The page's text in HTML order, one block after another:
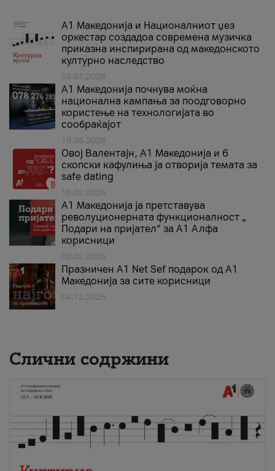
А1 Македонија и Националниот џез
оркестар создадоа современа музичка
приказна инспирирана од македонското
културно наследство
03.07.2026
A1 Македонија почнува моќна
национална кампања за поодговорно
користење на технологијата во
сообраќајот
18.05.2026
Овој Валентајн, A1 Македонија и 6
скопски кафулиња ја отворија темата за
safe dating
16.02.2026
А1 Македонија ја претставува
револуционерната функционалност „
Подари на пријател“ за А1 Алфа
корисници
02.02.2026
Празничен A1 Net Sеf подарок од А1
Македонија за сите корисници
04.12.2025
Слични содржини